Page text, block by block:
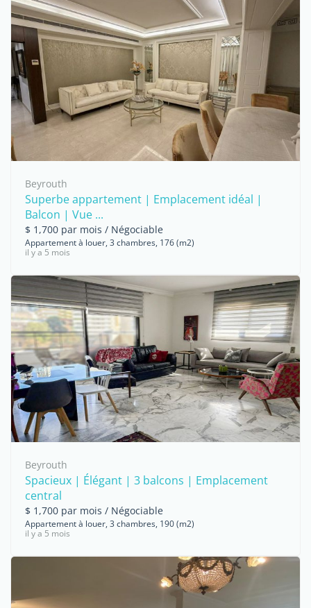
Beyrouth
Superbe appartement | Emplacement idéal |
Balcon | Vue ...
$ 1,700 par mois / Négociable
Appartement à louer, 3 chambres, 176 (m2)
il y a 5 mois
Beyrouth
Spacieux | Élégant | 3 balcons | Emplacement
central
$ 1,700 par mois / Négociable
Appartement à louer, 3 chambres, 190 (m2)
il y a 5 mois